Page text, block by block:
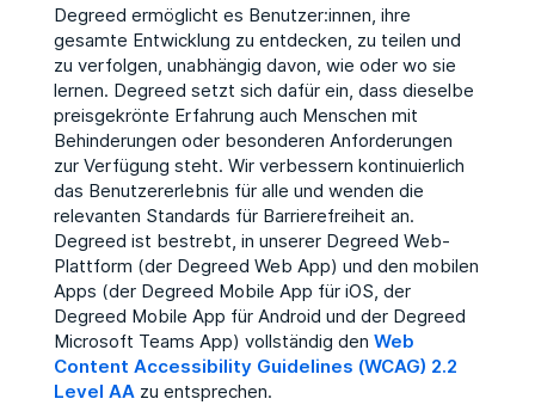
Degreed ermöglicht es Benutzer:innen, ihre
gesamte Entwicklung zu entdecken, zu teilen und
zu verfolgen, unabhängig davon, wie oder wo sie
lernen. Degreed setzt sich dafür ein, dass dieselbe
preisgekrönte Erfahrung auch Menschen mit
Behinderungen oder besonderen Anforderungen
zur Verfügung steht. Wir verbessern kontinuierlich
das Benutzererlebnis für alle und wenden die
relevanten Standards für Barrierefreiheit an.
Degreed ist bestrebt, in unserer Degreed Web-
Plattform (der Degreed Web App) und den mobilen
Apps (der Degreed Mobile App für iOS, der
Degreed Mobile App für Android und der Degreed
Microsoft Teams App) vollständig den Web
Content Accessibility Guidelines (WCAG) 2.2
Level AAzu entsprechen.